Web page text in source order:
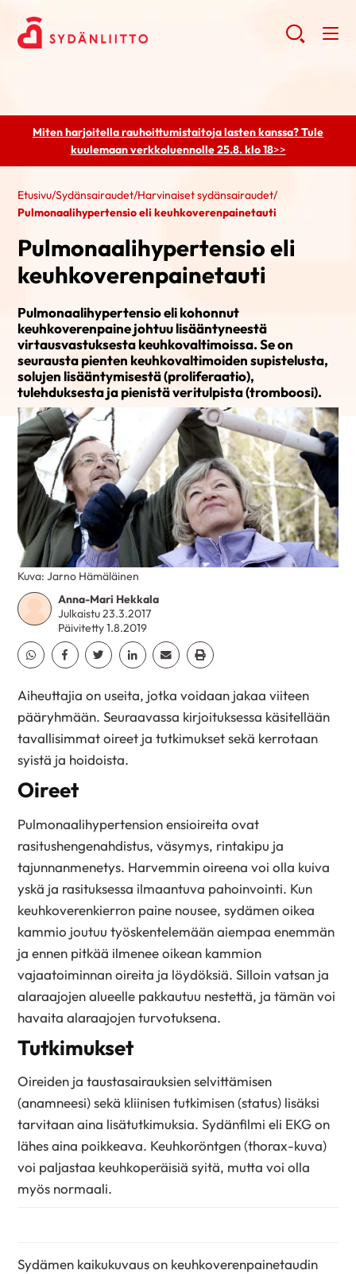
Miten harjoitella rauhoittumistaitoja lasten kanssa? Tule
kuulemaanverkkoluennolle 25.8. klo 18>>
Etusivu/Sydänsairaudet/Harvinaiset sydänsairaudet/
Pulmonaalihypertensio eli keuhkoverenpainetauti
Pulmonaalihypertensio eli
keuhkoverenpainetauti
Pulmonaalihypertensio eli kohonnut
keuhkoverenpaine johtuu lisääntyneestä
virtausvastuksesta keuhkovaltimoissa. Se on
seurausta pienten keuhkovaltimoiden supistelusta,
solujen lisääntymisestä (proliferaatio),
tulehduksesta ja pienistä veritulpista (tromboosi).
Anna-Mari Hekkala
Julkaistu 23.3.2017
Päivitetty 1.8.2019
Jaa Whatsapp
Jaa Facebook
Jaa TwitterJaa Linkedin
Jaa EmailJaa Print
Kuva: Jarno Hämäläinen
Aiheuttajia on useita, jotka voidaan jakaa viiteen
pääryhmään. Seuraavassa kirjoituksessa käsitellään
tavallisimmat oireet ja tutkimukset sekä kerrotaan
syistä ja hoidoista.
Oireet
Pulmonaalihypertension ensioireita ovat
rasitushengenahdistus, väsymys, rintakipu ja
tajunnanmenetys. Harvemmin oireena voi olla kuiva
yskä ja rasituksessa ilmaantuva pahoinvointi. Kun
keuhkoverenkierron paine nousee, sydämen oikea
kammio joutuu työskentelemään aiempaa enemmän
ja ennen pitkää ilmenee oikean kammion
vajaatoiminnan oireita ja löydöksiä. Silloin vatsan ja
alaraajojen alueelle pakkautuu nestettä, ja tämän voi
havaita alaraajojen turvotuksena.
Tutkimukset
Oireiden ja taustasairauksien selvittämisen
(anamneesi) sekä kliinisen tutkimisen (status) lisäksi
tarvitaan aina lisätutkimuksia. Sydänfilmi eli EKG on
lähes aina poikkeava. Keuhkoröntgen (thorax-kuva)
voi paljastaa keuhkoperäisiä syitä, mutta voi olla
myös normaali.
Sydämen kaikukuvaus on keuhkoverenpainetaudin